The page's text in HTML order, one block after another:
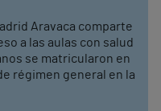
Aravaca comparte
a las aulas con salud
se matricularon en
régimen general en la